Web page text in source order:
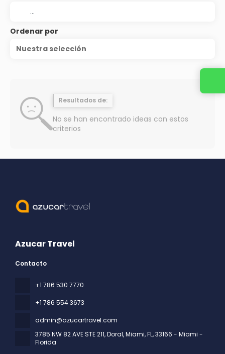
Ordenar por
Nuestra selección
Resultados de:
No se han encontrado ideas con estos
criterios
Azucar Travel
Contacto
+1 786 530 7770
+1 786 554 3673
admin@azucartravel.com
3785 NW 82 AVE STE 211, Doral, Miami, FL, 33166 - Miami -
Florida